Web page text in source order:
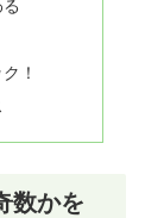
！
数かを